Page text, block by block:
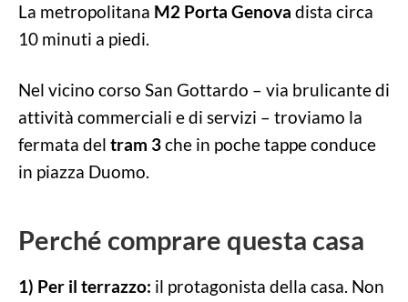
La metropolitana M2 Porta Genova dista circa
10 minuti a piedi.
Nel vicino corso San Gottardo – via brulicante di
attività commerciali e di servizi – troviamo la
fermata del tram 3che in poche tappe conduce
in piazza Duomo.
Perché comprare questa casa
1) Per il terrazzo: il protagonista della casa. Non